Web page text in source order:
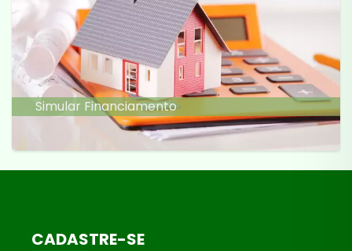
Simular Financiamento
CADASTRE-SE